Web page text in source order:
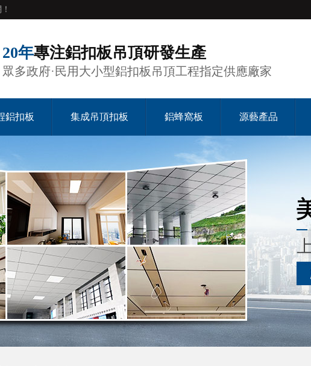
20年專注鋁扣板吊頂研發生產
眾多政府·民用大小型鋁扣板吊頂工程指定供應廠家
鋁扣板 集成吊頂扣板 鋁蜂窩板 源藝產品